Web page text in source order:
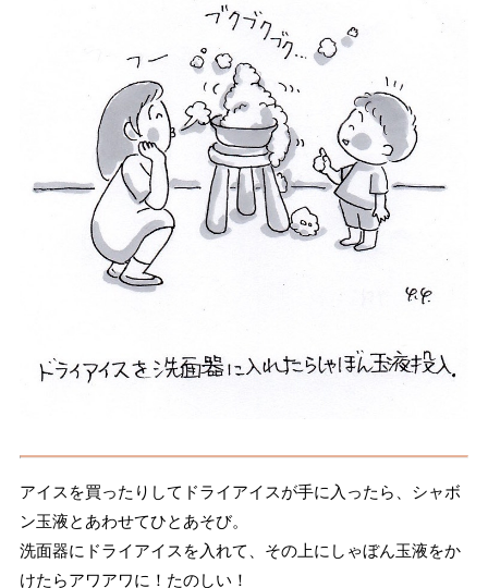
アイスを買ったりしてドライアイスが手に入ったら、シャボ
ン玉液とあわせてひとあそび。
洗面器にドライアイスを入れて、その上にしゃぼん玉液をか
けたらアワアワに！たのしい！